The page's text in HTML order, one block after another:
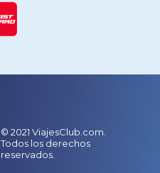
© 2021 ViajesClub.com.
Todos los derechos
reservados.